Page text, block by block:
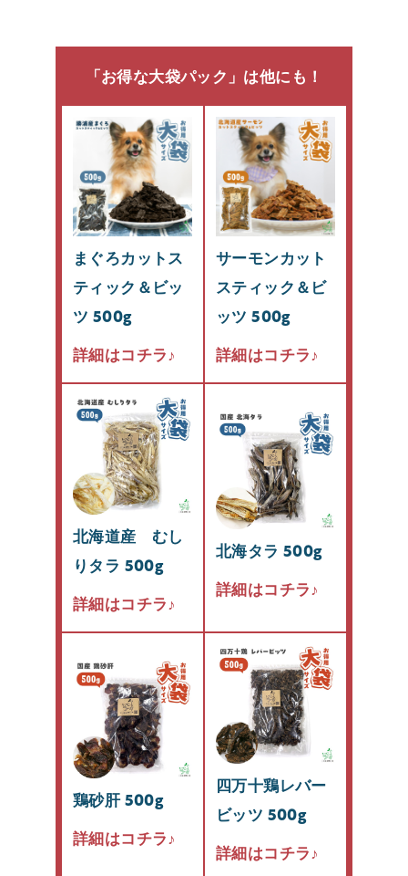
「お得な大袋パック」は他にも！
まぐろカットス
ティック＆ビッ
ツ 500g
詳細はコチラ♪
サーモンカット
スティック＆ビ
ッツ 500g
詳細はコチラ♪
北海道産 むし
りタラ 500g
詳細はコチラ♪
北海タラ 500g
詳細はコチラ♪
鶏砂肝 500g
詳細はコチラ♪
四万十鶏レバー
ビッツ 500g
詳細はコチラ♪